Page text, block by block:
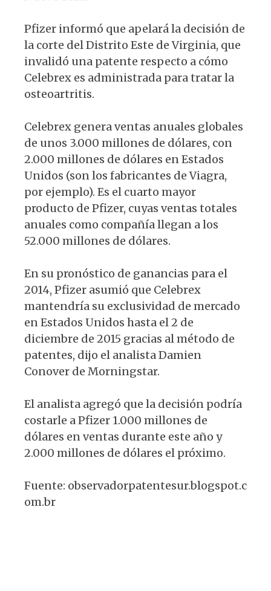
Pfizer informó que apelará la decisión de
la corte del Distrito Este de Virginia, que
invalidó una patente respecto a cómo
Celebrex es administrada para tratar la
osteoartritis.
Celebrex genera ventas anuales globales
de unos 3.000 millones de dólares, con
2.000 millones de dólares en Estados
Unidos (son los fabricantes de Viagra,
por ejemplo). Es el cuarto mayor
producto de Pfizer, cuyas ventas totales
anuales como compañía llegan a los
52.000 millones de dólares.
En su pronóstico de ganancias para el
2014, Pfizer asumió que Celebrex
mantendría su exclusividad de mercado
en Estados Unidos hasta el 2 de
diciembre de 2015 gracias al método de
patentes, dijo el analista Damien
Conover de Morningstar.
El analista agregó que la decisión podría
costarle a Pfizer 1.000 millones de
dólares en ventas durante este año y
2.000 millones de dólares el próximo.
Fuente: observadorpatentesur.blogspot.c
om.br